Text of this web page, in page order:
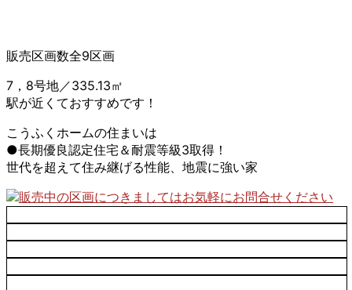
販売区画数全9区画
7，8号地／335.13㎡
駅が近くておすすめです！
こうふくホームの住まいは
●長期優良認定住宅＆耐震等級3取得！
世代を超えて住み継げる性能、地震に強い家